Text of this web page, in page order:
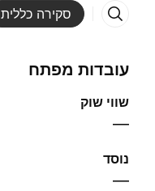
סקירה כללית
עובדות מפתח
שווי שוק
—
נוסד
—